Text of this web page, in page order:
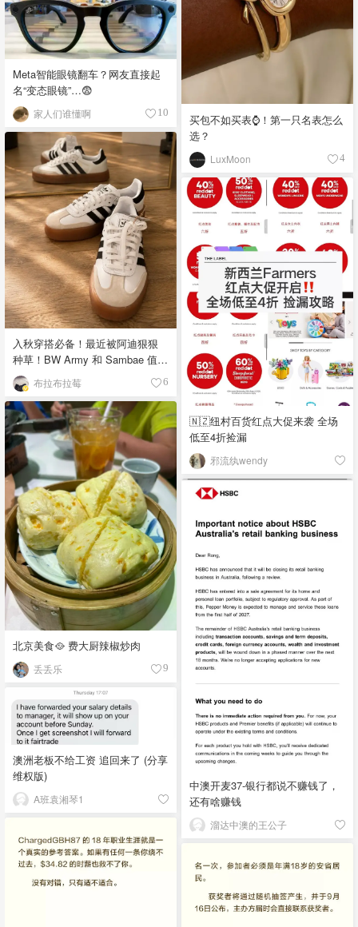
买包不如买表⌚️！第一只名表怎么
选？
LuxMoon 4
Meta智能眼镜翻车？网友直接起
名“变态眼镜”…😨
家人们谁懂啊 10
入秋穿搭必备！最近被阿迪狠狠
种草！BW Army 和 Sambae 值得
拥有！布拉布拉莓 6
🇳🇿纽村百货红点大促来袭 全场
低至4折捡漏
邪流纨wendy
北京美食🥘 费大厨辣椒炒肉
丢丢乐 9
中澳开麦37-银行都说不赚钱了，
还有啥赚钱
溜达中澳的王公子
澳洲老板不给工资 追回来了 (分享
维权版)
A班袁湘琴1